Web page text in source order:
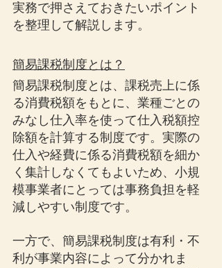
実務で押さえておきたいポイント
を整理して解説します。
簡易課税制度とは？
簡易課税制度とは、課税売上に係
る消費税額をもとに、業種ごとの
みなし仕入率を使って仕入税額控
除額を計算する制度です。実際の
仕入や経費に係る消費税額を細か
く集計しなくてもよいため、小規
模事業者にとっては事務負担を軽
減しやすい制度です。
一方で、簡易課税制度は有利・不
利が事業内容によって分かれま